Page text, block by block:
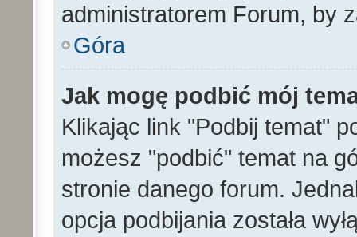
administratorem Forum, by
Góra
Jak mogę podbić mój
Klikając link "Podbij temat"
możesz "podbić" temat na
stronie danego forum.
opcja podbijania została